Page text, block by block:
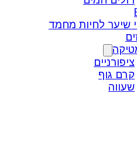
שיער לחיות מחמד
ציפורניים
קרם גוף
שעווה